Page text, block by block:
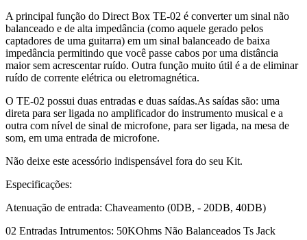
A principal função do Direct Box TE-02 é converter um sinal não
balanceado e de alta impedância (como aquele gerado pelos
captadores de uma guitarra) em um sinal balanceado de baixa
impedância permitindo que você passe cabos por uma distância
maior sem acrescentar ruído. Outra função muito útil é a de eliminar
ruído de corrente elétrica ou eletromagnética.
O TE-02 possui duas entradas e duas saídas.As saídas são: uma
direta para ser ligada no amplificador do instrumento musical e a
outra com nível de sinal de microfone, para ser ligada, na mesa de
som, em uma entrada de microfone.
Não deixe este acessório indispensável fora do seu Kit.
Especificações:
Atenuação de entrada: Chaveamento (0DB, - 20DB, 40DB)
02 Entradas Intrumentos: 50KOhms Não Balanceados Ts Jack